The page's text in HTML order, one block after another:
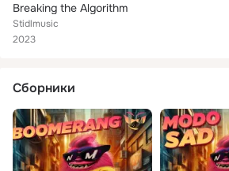
Breaking the Algorithm
Stidlmusic
2023
Сборники